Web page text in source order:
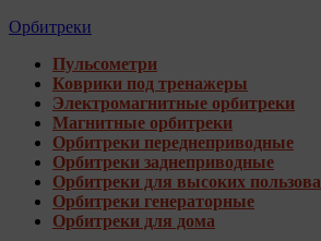
Орбитреки
Пульсометри
Коврики под тренажеры
Электромагнитные орбитреки
Магнитные орбитреки
Орбитреки переднеприводные
Орбитреки заднеприводные
Орбитреки для высоких
Орбитреки генераторные
Орбитреки для дома